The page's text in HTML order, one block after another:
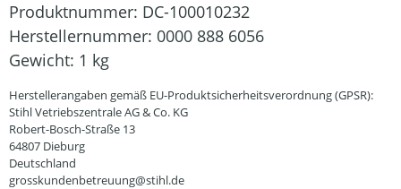
Produktnummer: DC-100010232
Herstellernummer: 0000 888 6056
Gewicht: 1 kg
Herstellerangaben gemäß EU-Produktsicherheitsverordnung (GPSR):
Stihl Vetriebszentrale AG & Co. KG
Robert-Bosch-Straße 13
64807 Dieburg
Deutschland
grosskundenbetreuung@stihl.de